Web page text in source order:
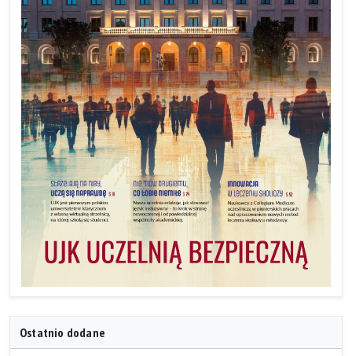
Ostatnio dodane